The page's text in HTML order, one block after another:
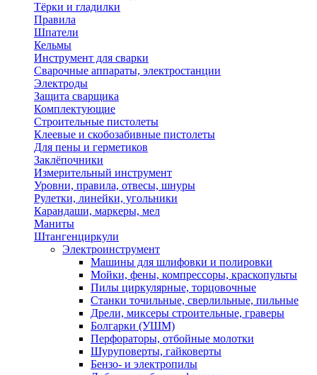
Тёрки и гладилки
Правила
Шпатели
Кельмы
Инструмент для сварки
Сварочные аппараты, электростанции
Электроды
Защита сварщика
Комплектующие
Строительные пистолеты
Клеевые и скобозабивные пистолеты
Для пены и герметиков
Заклёпочники
Измерительный инструмент
Уровни, правила, отвесы, шнуры
Рулетки, линейки, угольники
Карандаши, маркеры, мел
Маниты
Штангенциркули
Электроинструмент
Машины для шлифовки и полировки
Мойки, фены, компрессоры, краскопульты
Пилы циркулярные, торцовочные
Станки точильные, сверлильные, пильные
Дрели, миксеры строительные, граверы
Болгарки (УШМ)
Перфораторы, отбойные молотки
Шуруповерты, гайковерты
Бензо- и электропилы